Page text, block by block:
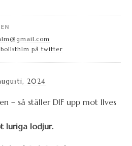
på twitter
2024
luriga lodjur.